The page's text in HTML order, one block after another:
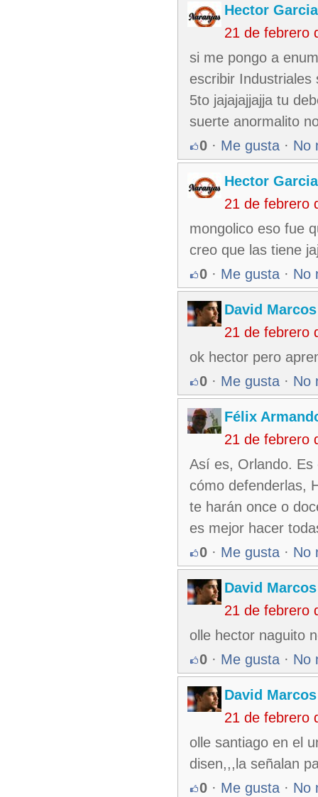
Hector Garcia
21 de febrero
si me pongo a
escribir
5to jajajajjajja tu
suerte anormalito
0 · Me gusta · No
Hector Garcia
21 de febrero
mongolico eso fue
creo que las tiene
0 · Me gusta · No
David Marcos
21 de febrero
ok hector pero
0 · Me gusta · No
Félix
21 de febrero
Así es, Orlando. Es
cómo defenderlas,
te harán once o
es mejor hacer
0 · Me gusta · No
David Marcos
21 de febrero
olle hector naguito
0 · Me gusta · No
David Marcos
21 de febrero
olle santiago en el
disen,,,la señalan
0 · Me gusta · No